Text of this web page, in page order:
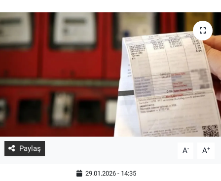
Paylaş A- A+
29.01.2026 - 14:35
ASTROLOJİ
BLOG
Haber Arşivi